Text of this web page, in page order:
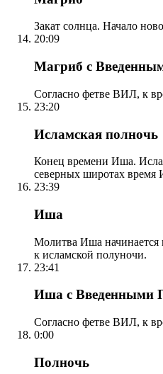
Закат солнца. Начало
20:09
Магриб с
Согласно фетве ВИЛ, к
23:20
Исламская полночь
Конец времени Иша.
северных широтах время
23:39
Иша
Молитва Иша начинается
к исламской полуночи.
23:41
Иша с Введенными
Согласно фетве ВИЛ, к
0:00
Полночь